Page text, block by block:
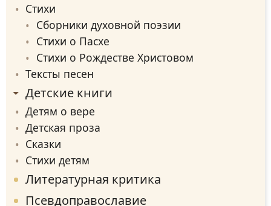
Стихи
Сборники духовной поэзии
Стихи о Пасхе
Стихи о Рождестве Христовом
Тексты песен
Детские книги
Детям о вере
Детская проза
Сказки
Стихи детям
Литературная критика
Псевдоправославие